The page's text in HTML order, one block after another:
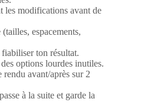
les modifications avant de
espacements,
ton résultat.
options lourdes inutiles.
avant/après sur 2
à la suite et garde la